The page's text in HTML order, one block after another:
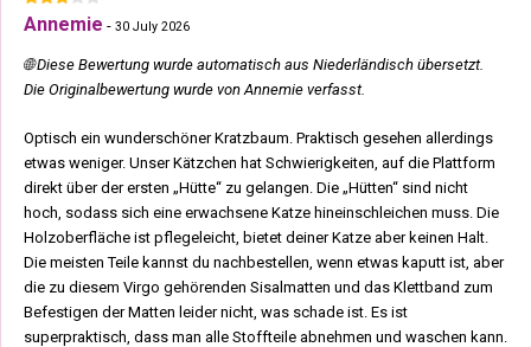
Annemie - 30 July 2026
🌐 Diese Bewertung wurde automatisch aus Niederländisch übersetzt.
Die Originalbewertung wurde von Annemie verfasst.
Optisch ein wunderschöner Kratzbaum. Praktisch gesehen allerdings
etwas weniger. Unser Kätzchen hat Schwierigkeiten, auf die Plattform
direkt über der ersten „Hütte“ zu gelangen. Die „Hütten“ sind nicht
hoch, sodass sich eine erwachsene Katze hineinschleichen muss. Die
Holzoberfläche ist pflegeleicht, bietet deiner Katze aber keinen Halt.
Die meisten Teile kannst du nachbestellen, wenn etwas kaputt ist, aber
die zu diesem Virgo gehörenden Sisalmatten und das Klettband zum
Befestigen der Matten leider nicht, was schade ist. Es ist
superpraktisch, dass man alle Stoffteile abnehmen und waschen kann.